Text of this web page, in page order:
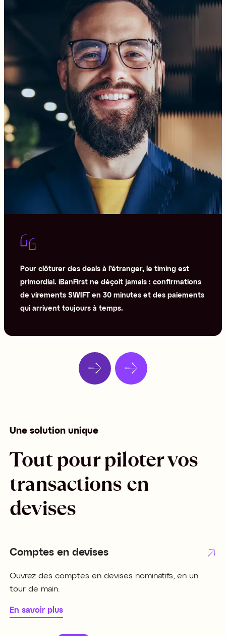
Pour clôturer des deals à l’étranger, le timing est
primordial. iBanFirst ne déçoit jamais : confirmations
de virements SWIFT en 30 minutes et des paiements
qui arrivent toujours à temps.
Une solution unique
Tout pour piloter vos
transactions en
devises
Comptes en devises
Ouvrez des comptes en devises nominatifs, en un
tour de main.
En savoir plus